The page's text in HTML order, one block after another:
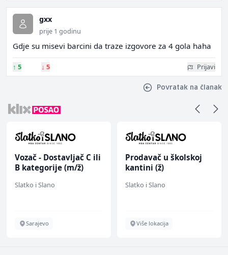
gxx
prije 1 godinu
Gdje su misevi barcini da traze izgovore za 4 gola haha
↑ 5 ↓ 5 Prijavi
Povratak na članak
Vozač - Dostavljač C ili
B kategorije (m/ž)
Slatko i Slano
Sarajevo
Prodavač u školskoj
kantini (ž)
Slatko i Slano
Više lokacija